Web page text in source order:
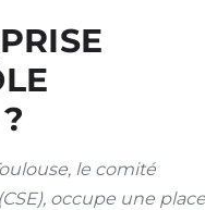
le comité
occupe une place